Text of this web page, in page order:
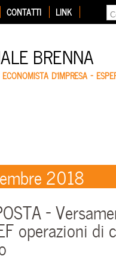
CONTATTI LINK
BRENNA
D'IMPRESA –
2018
–
operazioni di